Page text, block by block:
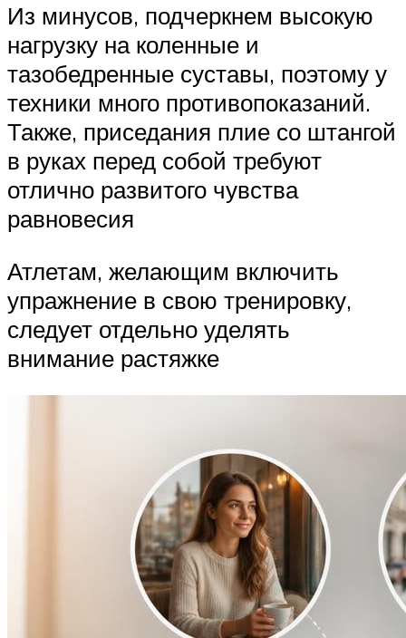
Из минусов, подчеркнем высокую
нагрузку на коленные и
тазобедренные суставы, поэтому у
техники много противопоказаний.
Также, приседания плие со штангой
в руках перед собой требуют
отлично развитого чувства
равновесия
Атлетам, желающим включить
упражнение в свою тренировку,
следует отдельно уделять
внимание растяжке